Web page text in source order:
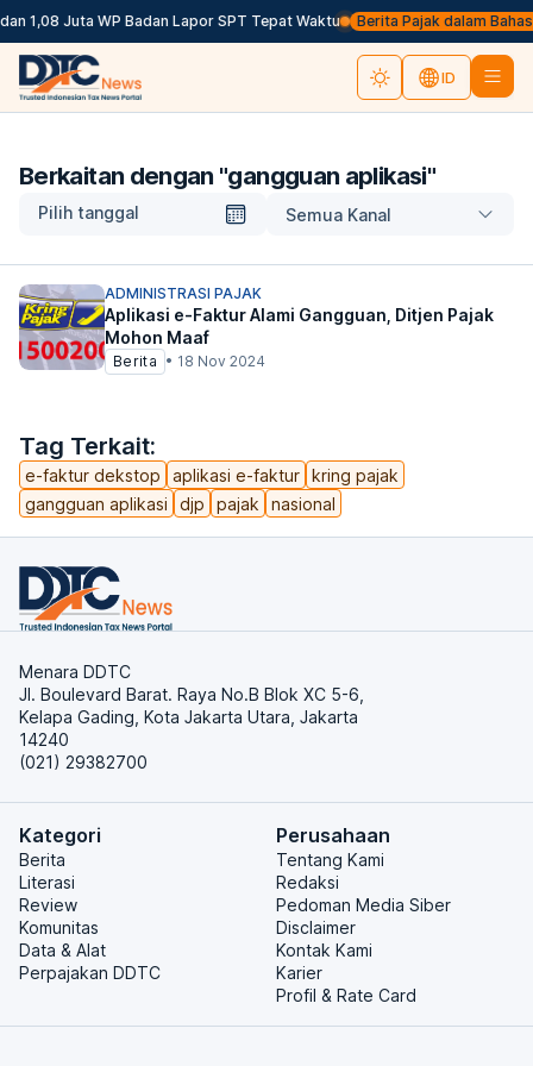
1,08 Juta WP Badan Lapor SPT Tepat Waktu Berita Pajak dalam
ID
Berkaitan dengan "gangguan aplikasi"
Pilih tanggal Semua Kanal
Tag Terkait:
e-faktur dekstop aplikasi e-faktur kring pajak
gangguan aplikasi
djp pajak nasional
ADMINISTRASI PAJAK
Aplikasi e-Faktur Alami Gangguan, Ditjen Pajak
Mohon Maaf
Berita • 18 Nov 2024
Menara DDTC
Jl. Boulevard Barat. Raya No.B Blok XC 5-6,
Kelapa Gading, Kota Jakarta Utara, Jakarta
14240
(021) 29382700
Kategori
Berita
Literasi
Review
Komunitas
Data & Alat
Perpajakan DDTC
Perusahaan
Tentang Kami
Redaksi
Pedoman Media Siber
Disclaimer
Kontak Kami
Karier
Profil & Rate Card